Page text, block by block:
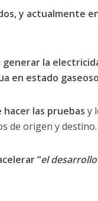
y actualmente
generar la
en estado
las pruebas y
de origen y destino.
“el